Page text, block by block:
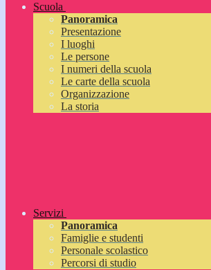
Scuola
Panoramica
Presentazione
I luoghi
Le persone
I numeri della scuola
Le carte della scuola
Organizzazione
La storia
Servizi
Panoramica
Famiglie e studenti
Personale scolastico
Percorsi di studio